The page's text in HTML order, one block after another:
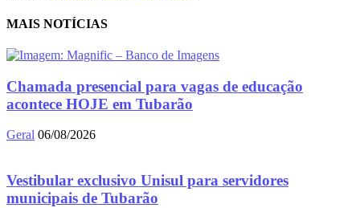
MAIS NOTÍCIAS
Chamada presencial para vagas de educação
acontece HOJE em Tubarão
Geral 06/08/2026
Vestibular exclusivo Unisul para servidores
municipais de Tubarão